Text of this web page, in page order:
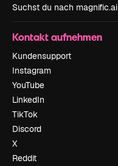
Suchst du nach magnific.ai
Kontakt aufnehmen
Kundensupport
Instagram
YouTube
LinkedIn
TikTok
Discord
X
Reddit